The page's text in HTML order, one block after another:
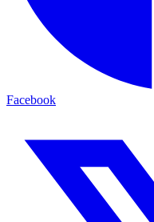
Facebook